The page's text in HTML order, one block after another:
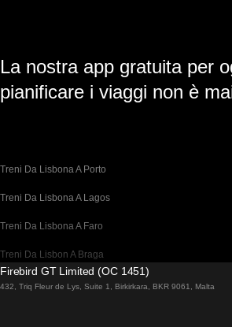
La nostra app gratuita per
pianificare i viaggi non è
Treni Da Lisbona A Porto
Treni Da Lisbona A Lagos
Treni Da Lisbona A Faro
Treni Da Lisbon A Braga
Treni Da Barcellona A Madrid
Firebird GT Limited (OC 1451)
432, Triq Fleur de Lys, Suite 1, Birkirkara, BKR 9061, Malta